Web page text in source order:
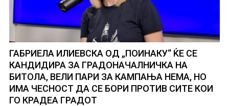
ГАБРИЕЛА ИЛИЕВСКА ОД „ПОИНАКУ“ ЌЕ СЕ
КАНДИДИРА ЗА ГРАДОНАЧАЛНИЧКА НА
БИТОЛА, ВЕЛИ ПАРИ ЗА КАМПАЊА НЕМА, НО
ИМА ЧЕСНОСТ ДА СЕ БОРИ ПРОТИВ СИТЕ КОИ
ГО КРАДЕА ГРАДОТ